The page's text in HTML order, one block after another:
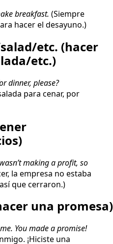
breakfast. (Siempre
hacer el desayuno.)
etc. (hacer
etc.)
dinner, please?
para cenar, por
making a profit, so
la empresa no estaba
que cerraron.)
una promesa)
You made a promise!
¡Hiciste una